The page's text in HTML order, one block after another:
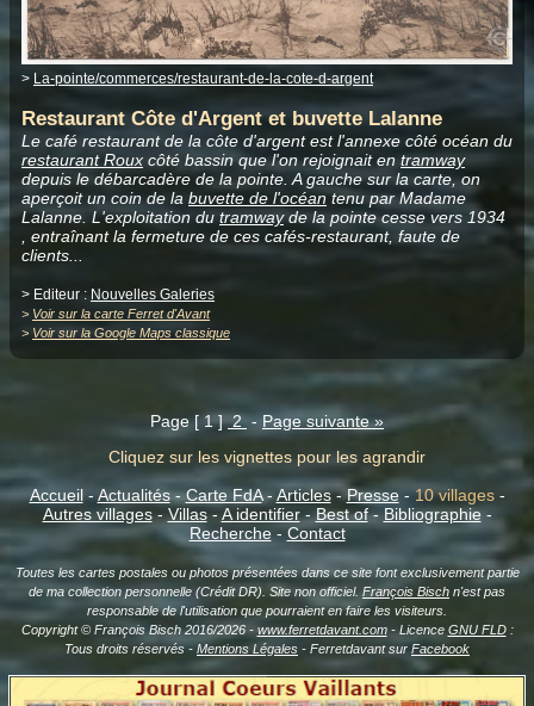
> La-pointe/commerces/restaurant-de-la-cote-d-argent
Restaurant Côte d'Argent et buvette Lalanne
Le café restaurant de la côte d'argent est l'annexe côté océan du
restaurant Roux côté bassin que l'on rejoignait entramway
depuis le débarcadère de la pointe. A gauche sur la carte, on
aperçoit un coin de la buvette de l'océantenu par Madame
Lalanne. L'exploitation du tramwayde la pointe cesse vers 1934
, entraînant la fermeture de ces cafés-restaurant, faute de
clients...
> Editeur : Nouvelles Galeries
> Voir sur la carte Ferret d'Avant
> Voir sur la Google Maps classique
Page [ 1 ]2 - Page suivante »
Cliquez sur les vignettes pour les agrandir
Accueil- Actualités-Carte FdA- Articles-Presse-10 villages-
Autres villages-Villas- A identifier-Best of-Bibliographie-
Recherche - Contact
Toutes les cartes postales ou photos présentées dans ce site font exclusivement partie
de ma collection personnelle (Crédit DR). Site non officiel. François Bisch n'est pas
responsable de l'utilisation que pourraient en faire les visiteurs.
Copyright © François Bisch 2016/2026 - www.ferretdavant.com- Licence GNU FLD:
Tous droits réservés -Mentions Légales - Ferretdavant sur Facebook